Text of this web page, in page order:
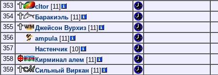
353
cltor [11]
354
Баракиэль [11]
355
Джейсон Вурхиз [11]
356
ampula[11]
357
Настенчик [10]
358
Кирминал алем [11]
359
Сильный Виркан [11]